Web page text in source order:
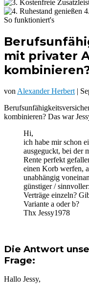
So funktioniert's
mit privater
von Alexander Herbert |
kombinieren? Das war
Hi,
ich habe mir schon
ausgeguckt, bei der
Rente perfekt
einen Korb werfen,
unabhängig
günstiger /
Verträge einzeln?
Variante a oder b?
Thx Jessy1978
Die Antwort
Frage:
Hallo Jessy,